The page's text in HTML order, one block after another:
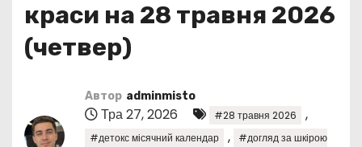
краси на 28 травня 2026
(четвер)
Автор adminmisto
Тра 27, 2026 #28 травня 2026 ,
#детокс місячний календар ,
#догляд за шкірою